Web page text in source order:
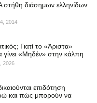
στήθη διάσημων ελληνίδων
2014
Γιατί το «Άριστα»
«Μηδέν» στην κάλπη
2026
επιδότηση
και πώς μπορούν να